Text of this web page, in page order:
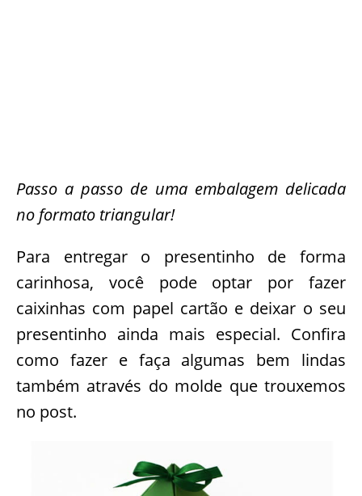
Passo a passo de uma embalagem delicada
no formato triangular!
Para entregar o presentinho de forma
carinhosa, você pode optar por fazer
caixinhas com papel cartão e deixar o seu
presentinho ainda mais especial. Confira
como fazer e faça algumas bem lindas
também através do molde que trouxemos
no post.